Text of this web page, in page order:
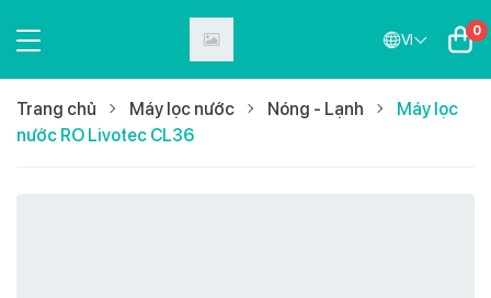
VI 0
Trang chủ Máy lọc nước Nóng - Lạnh
Máy lọc
nước RO Livotec CL36